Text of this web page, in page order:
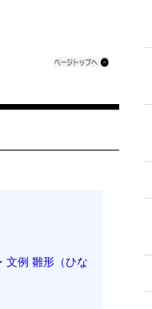
文例 雛形（ひな